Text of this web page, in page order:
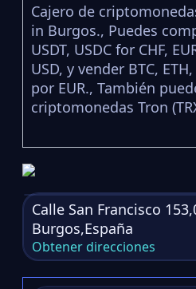
Cajero de
in Burgos., Puedes
USDT, USDC for CHF,
USD, y vender BTC, ETH,
por EUR., También
criptomonedas Tron
Calle San Francisco
Burgos,España
Obtener direcciones